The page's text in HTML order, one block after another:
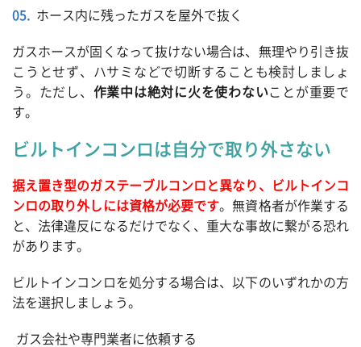
ホース内に残ったガスを屋外で抜く
ガスホースが固くなって抜けない場合は、無理やり引き抜
こうとせず、ハサミなどで切断することも検討しましょ
う。ただし、 作業中は絶対に火を使わないことが重要で
す。
ビルトインコンロは自分で取り外さない
据え置き型のガステーブルコンロと異なり、ビルトインコ
ンロの取り外しには資格が必要です。無資格者が作業する
と、法律違反になるだけでなく、重大な事故に繋がる恐れ
があります。
ビルトインコンロを処分する場合は、以下のいずれかの方
法を選択しましょう。
ガス会社や専門業者に依頼する